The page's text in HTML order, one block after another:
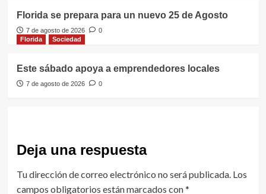
Florida se prepara para un nuevo 25 de Agosto
7 de agosto de 2026
0
Florida
Sociedad
Este sábado apoya a emprendedores locales
7 de agosto de 2026 0
Deja una respuesta
Tu dirección de correo electrónico no será publicada. Los
campos obligatorios están marcados con*